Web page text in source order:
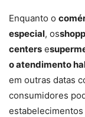
Enquanto o
especial, os
centers e
oatendimento
em outras datas
consumidores